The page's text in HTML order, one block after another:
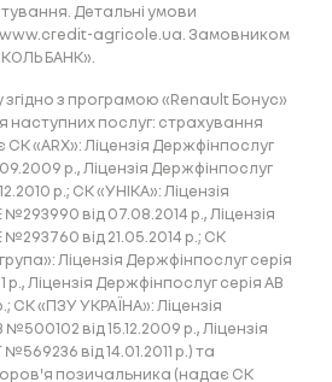
Детальні умови
www.credit-agricole.ua. Замовником
БАНК».
з програмою «Renault Бонус»
послуг: страхування
«ARX»: Ліцензія Держфінпослуг
р., Ліцензія Держфінпослуг
р.; СК «УНІКА»: Ліцензія
від 07.08.2014 р., Ліцензія
від 21.05.2014 р.; СК
Ліцензія Держфінпослуг серія
р., Ліцензія Держфінпослуг серія АВ
СК «ПЗУ УКРАЇНА»: Ліцензія
від 15.12.2009 р., Ліцензія
від 14.01.2011 р.) та
позичальника (надає СК